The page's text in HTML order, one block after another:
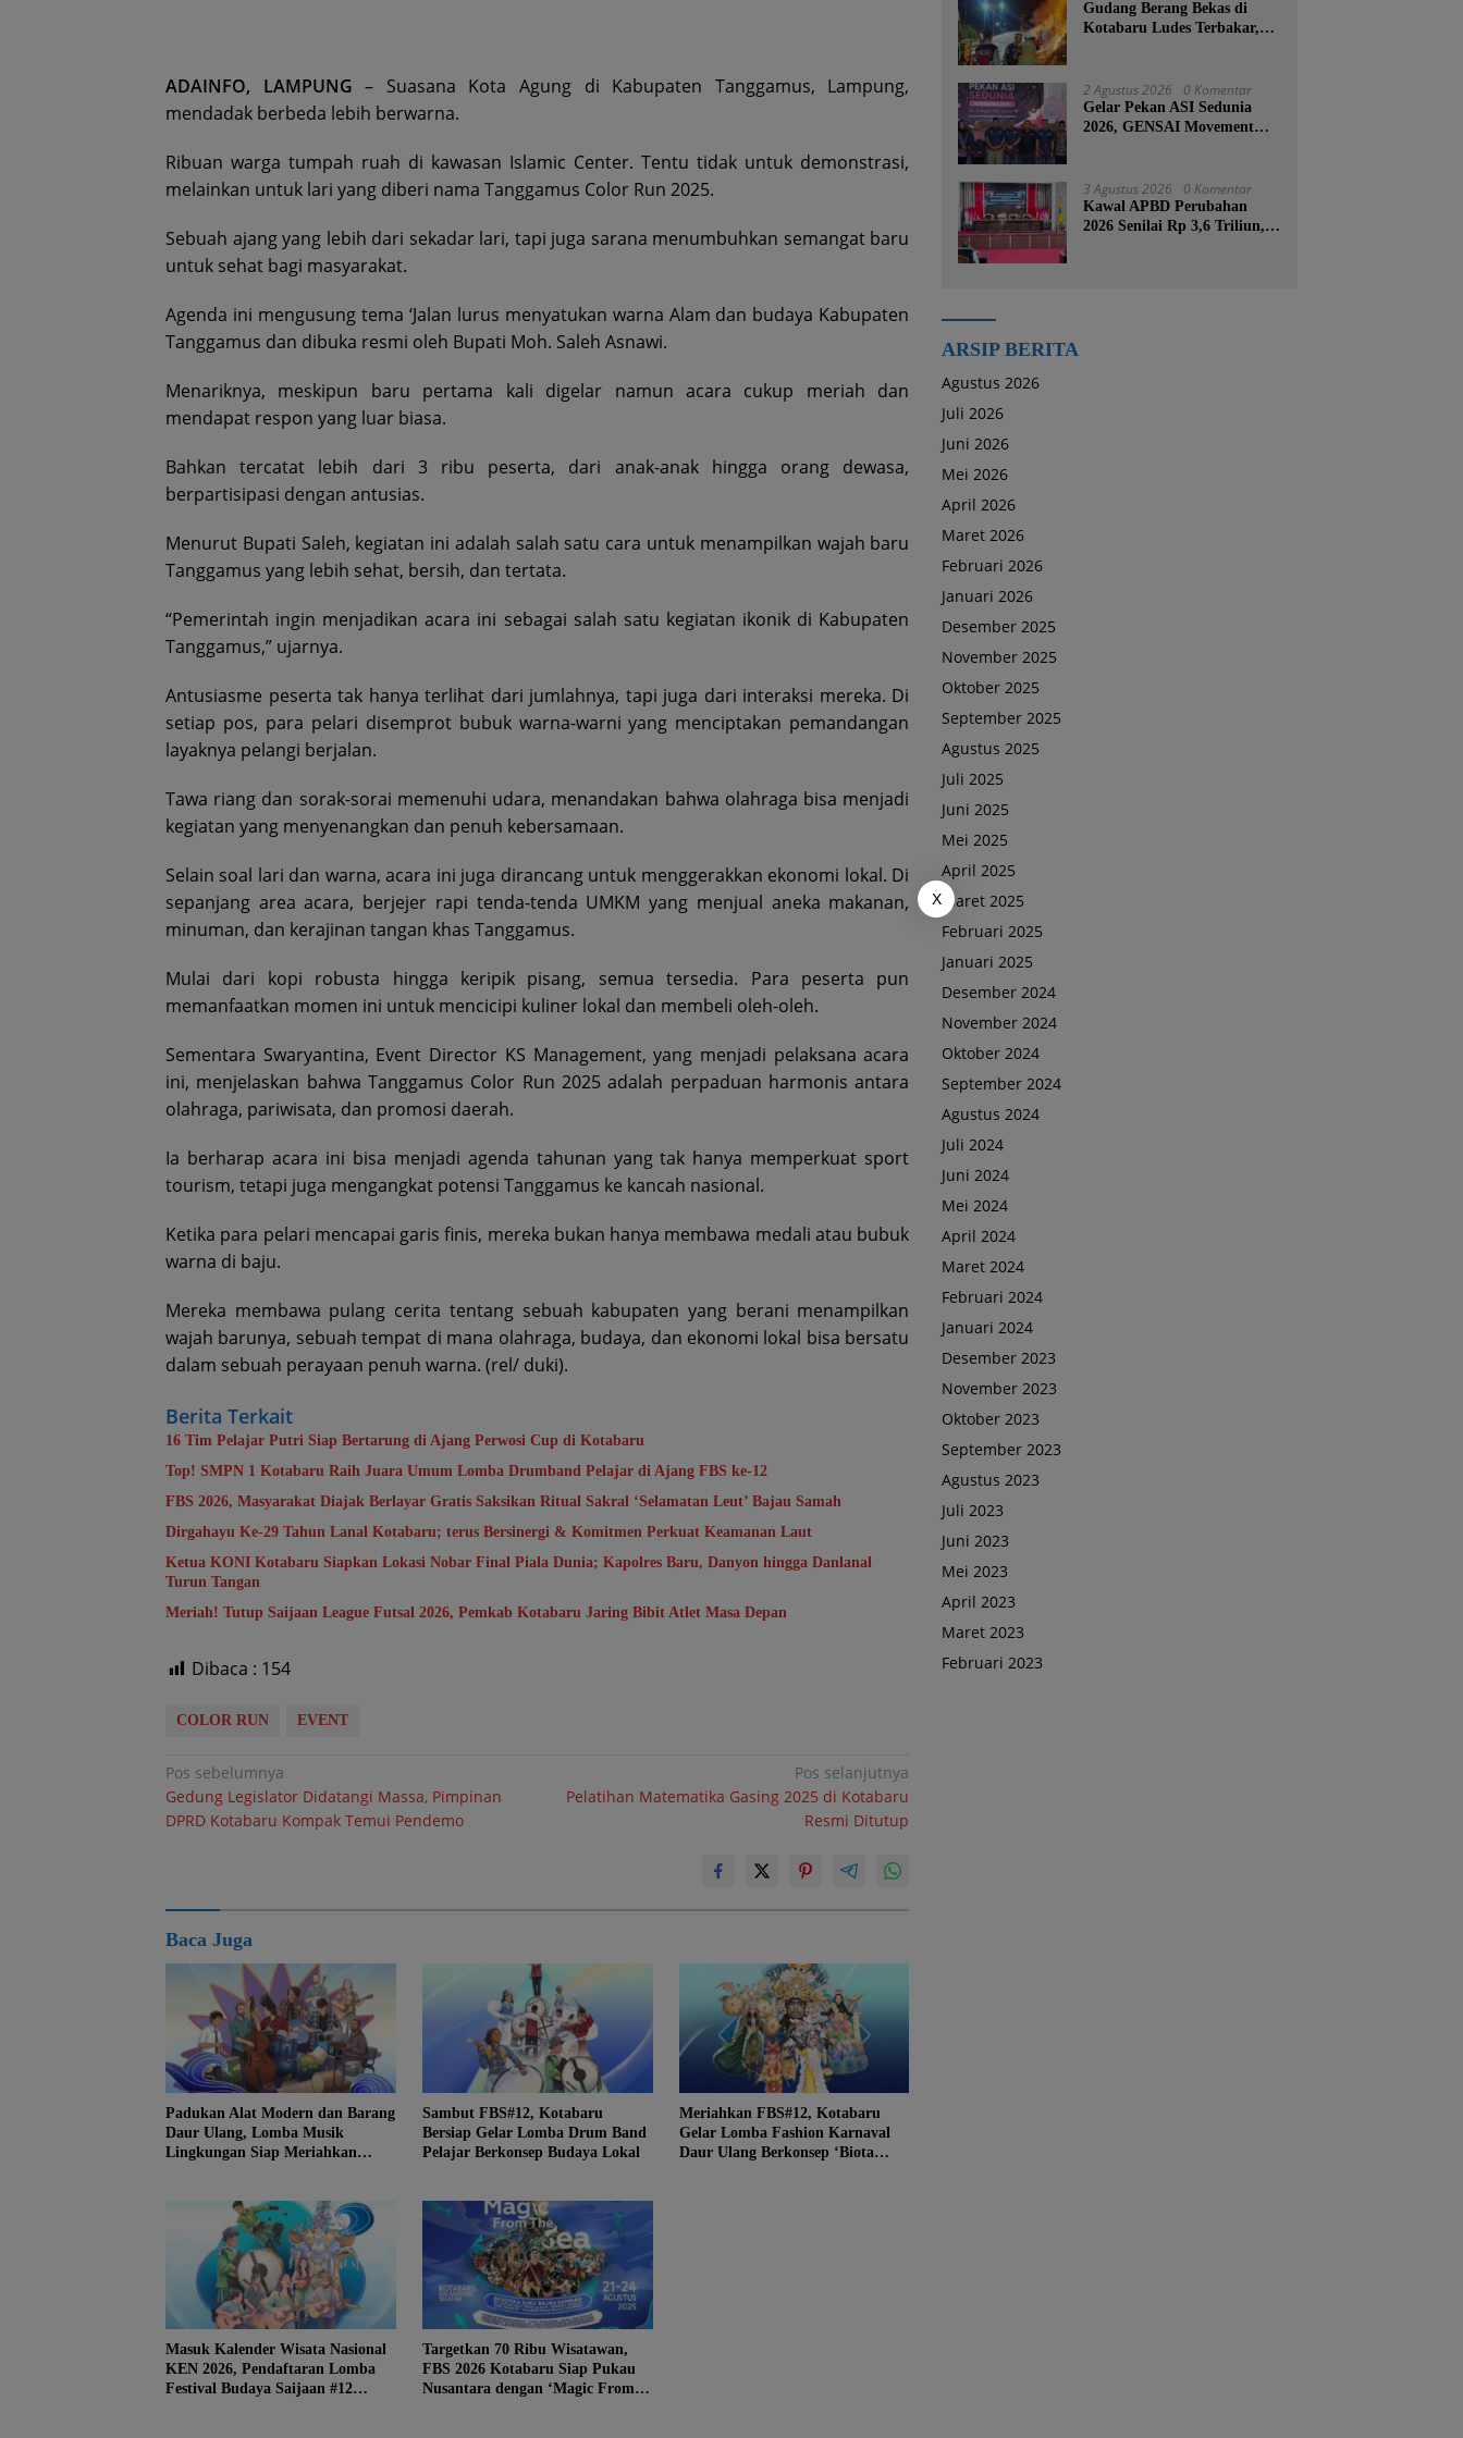
ADAINFO, LAMPUNG – Suasana Kota Agung di Kabupaten Tanggamus, Lampung,
mendadak berbeda lebih berwarna.
Ribuan warga tumpah ruah di kawasan Islamic Center. Tentu tidak untuk demonstrasi,
melainkan untuk lari yang diberi nama Tanggamus Color Run 2025.
Sebuah ajang yang lebih dari sekadar lari, tapi juga sarana menumbuhkan semangat baru
untuk sehat bagi masyarakat.
Agenda ini mengusung tema ‘Jalan lurus menyatukan warna Alam dan budaya Kabupaten
Tanggamus dan dibuka resmi oleh Bupati Moh. Saleh Asnawi.
Menariknya, meskipun baru pertama kali digelar namun acara cukup meriah dan
mendapat respon yang luar biasa.
Bahkan tercatat lebih dari 3 ribu peserta, dari anak-anak hingga orang dewasa,
berpartisipasi dengan antusias.
Menurut Bupati Saleh, kegiatan ini adalah salah satu cara untuk menampilkan wajah baru
Tanggamus yang lebih sehat, bersih, dan tertata.
“Pemerintah ingin menjadikan acara ini sebagai salah satu kegiatan ikonik di Kabupaten
Tanggamus,” ujarnya.
Antusiasme peserta tak hanya terlihat dari jumlahnya, tapi juga dari interaksi mereka. Di
setiap pos, para pelari disemprot bubuk warna-warni yang menciptakan pemandangan
layaknya pelangi berjalan.
Tawa riang dan sorak-sorai memenuhi udara, menandakan bahwa olahraga bisa menjadi
kegiatan yang menyenangkan dan penuh kebersamaan.
Selain soal lari dan warna, acara ini juga dirancang untuk menggerakkan ekonomi lokal. Di
sepanjang area acara, berjejer rapi tenda-tenda UMKM yang menjual aneka makanan,
minuman, dan kerajinan tangan khas Tanggamus.
Mulai dari kopi robusta hingga keripik pisang, semua tersedia. Para peserta pun
memanfaatkan momen ini untuk mencicipi kuliner lokal dan membeli oleh-oleh.
Sementara Swaryantina, Event Director KS Management, yang menjadi pelaksana acara
ini, menjelaskan bahwa Tanggamus Color Run 2025 adalah perpaduan harmonis antara
olahraga, pariwisata, dan promosi daerah.
Ia berharap acara ini bisa menjadi agenda tahunan yang tak hanya memperkuat sport
tourism, tetapi juga mengangkat potensi Tanggamus ke kancah nasional.
Ketika para pelari mencapai garis finis, mereka bukan hanya membawa medali atau bubuk
warna di baju.
Mereka membawa pulang cerita tentang sebuah kabupaten yang berani menampilkan
wajah barunya, sebuah tempat di mana olahraga, budaya, dan ekonomi lokal bisa bersatu
dalam sebuah perayaan penuh warna. (rel/ duki).
Berita Terkait
16 Tim Pelajar Putri Siap Bertarung di Ajang Perwosi Cup di Kotabaru
Top! SMPN 1 Kotabaru Raih Juara Umum Lomba Drumband Pelajar di Ajang FBS ke-12
FBS 2026, Masyarakat Diajak Berlayar Gratis Saksikan Ritual Sakral ‘Selamatan Leut’ Bajau Samah
Dirgahayu Ke-29 Tahun Lanal Kotabaru; terus Bersinergi & Komitmen Perkuat Keamanan Laut
Ketua KONI Kotabaru Siapkan Lokasi Nobar Final Piala Dunia; Kapolres Baru, Danyon hingga Danlanal
Turun Tangan
Meriah! Tutup Saijaan League Futsal 2026, Pemkab Kotabaru Jaring Bibit Atlet Masa Depan
Dibaca : 154
COLOR RUN EVENT
Navigasi
pos
Pos sebelumnya
Gedung Legislator Didatangi Massa, Pimpinan
DPRD Kotabaru Kompak Temui Pendemo
Pos selanjutnya
Pelatihan Matematika Gasing 2025 di Kotabaru
Resmi Ditutup
Baca Juga
Padukan Alat Modern dan Barang
Daur Ulang, Lomba Musik
Lingkungan Siap Meriahkan
Sambut FBS#12, Kotabaru
Bersiap Gelar Lomba Drum Band
Pelajar Berkonsep Budaya Lokal
Meriahkan FBS#12, Kotabaru
Gelar Lomba Fashion Karnaval
Daur Ulang Berkonsep ‘Biota
Masuk Kalender Wisata Nasional
KEN 2026, Pendaftaran Lomba
Festival Budaya Saijaan #12
Targetkan 70 Ribu Wisatawan,
FBS 2026 Kotabaru Siap Pukau
Nusantara dengan ‘Magic From
Gudang Berang Bekas di
Kotabaru Ludes Terbakar,
2 Agustus 2026 0 Komentar
Gelar Pekan ASI Sedunia
2026, GENSAI Movement
3 Agustus 2026 0 Komentar
Kawal APBD Perubahan
2026 Senilai Rp 3,6 Triliun,
ARSIP BERITA
Agustus 2026
Juli 2026
Juni 2026
Mei 2026
April 2026
Maret 2026
Februari 2026
Januari 2026
Desember 2025
November 2025
Oktober 2025
September 2025
Agustus 2025
Juli 2025
Juni 2025
Mei 2025
April 2025
Maret 2025
Februari 2025
Januari 2025
Desember 2024
November 2024
Oktober 2024
September 2024
Agustus 2024
Juli 2024
Juni 2024
Mei 2024
April 2024
Maret 2024
Februari 2024
Januari 2024
Desember 2023
November 2023
Oktober 2023
September 2023
Agustus 2023
Juli 2023
Juni 2023
Mei 2023
April 2023
Maret 2023
Februari 2023
X